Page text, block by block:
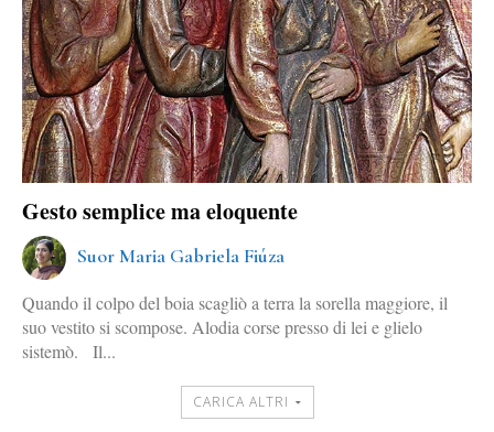
Gesto semplice ma eloquente
Suor Maria Gabriela Fiúza
Quando il colpo del boia scagliò a terra la sorella maggiore, il
suo vestito si scompose. Alodia corse presso di lei e glielo
sistemò. Il...
CARICA ALTRI